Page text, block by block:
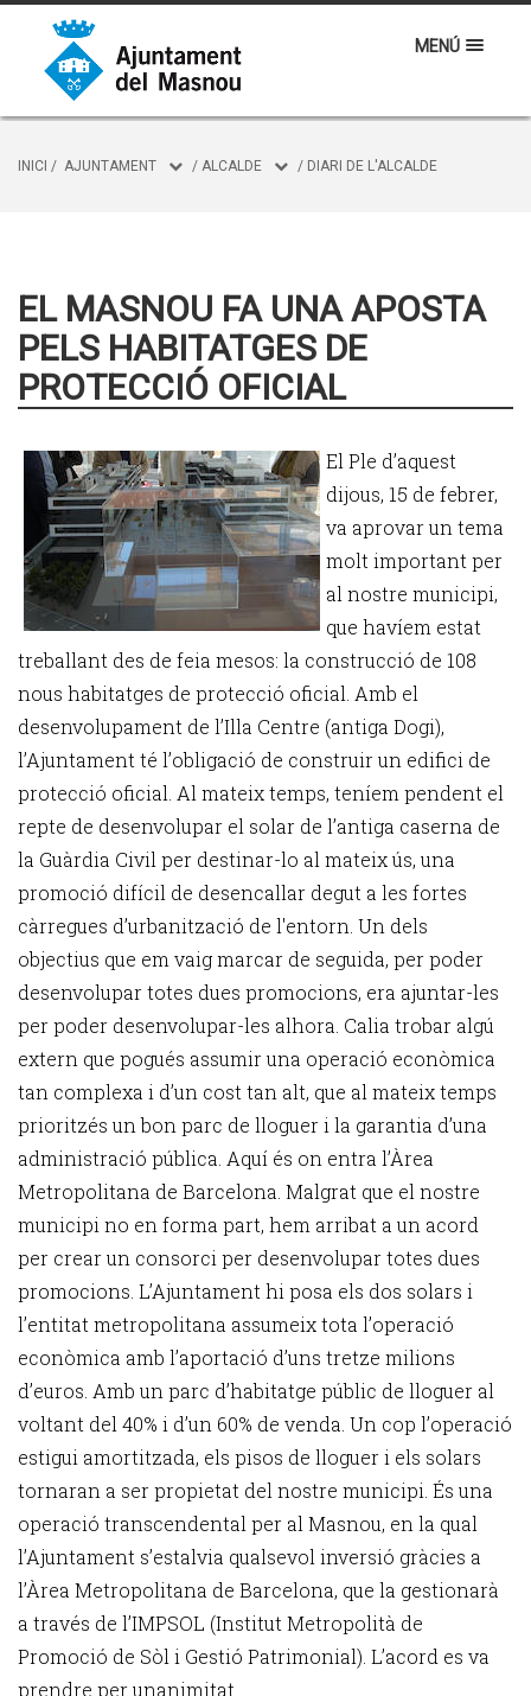
MENÚ
INICI / AJUNTAMENT / ALCALDE / DIARI DE L'ALCALDE
EL MASNOU FA UNA APOSTA
PELS HABITATGES DE
PROTECCIÓ OFICIAL
El Ple d’aquest
dijous, 15 de febrer,
va aprovar un tema
molt important per
al nostre municipi,
que havíem estat
treballant des de feia mesos: la construcció de 108
nous habitatges de protecció oficial. Amb el
desenvolupament de l’Illa Centre (antiga Dogi),
l’Ajuntament té l’obligació de construir un edifici de
protecció oficial. Al mateix temps, teníem pendent el
repte de desenvolupar el solar de l’antiga caserna de
la Guàrdia Civil per destinar-lo al mateix ús, una
promoció difícil de desencallar degut a les fortes
càrregues d’urbanització de l'entorn. Un dels
objectius que em vaig marcar de seguida, per poder
desenvolupar totes dues promocions, era ajuntar-les
per poder desenvolupar-les alhora. Calia trobar algú
extern que pogués assumir una operació econòmica
tan complexa i d’un cost tan alt, que al mateix temps
prioritzés un bon parc de lloguer i la garantia d’una
administració pública. Aquí és on entra l’Àrea
Metropolitana de Barcelona. Malgrat que el nostre
municipi no en forma part, hem arribat a un acord
per crear un consorci per desenvolupar totes dues
promocions. L’Ajuntament hi posa els dos solars i
l’entitat metropolitana assumeix tota l’operació
econòmica amb l’aportació d’uns tretze milions
d’euros. Amb un parc d’habitatge públic de lloguer al
voltant del 40% i d’un 60% de venda. Un cop l’operació
estigui amortitzada, els pisos de lloguer i els solars
tornaran a ser propietat del nostre municipi. És una
operació transcendental per al Masnou, en la qual
l’Ajuntament s’estalvia qualsevol inversió gràcies a
l’Àrea Metropolitana de Barcelona, que la gestionarà
a través de l’IMPSOL (Institut Metropolità de
Promoció de Sòl i Gestió Patrimonial). L’acord es va
prendre per unanimitat.